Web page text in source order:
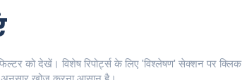
को देखें। विशेष रिपोर्ट्स के लिए 'विश्लेषण' सेक्शन पर क्लिक